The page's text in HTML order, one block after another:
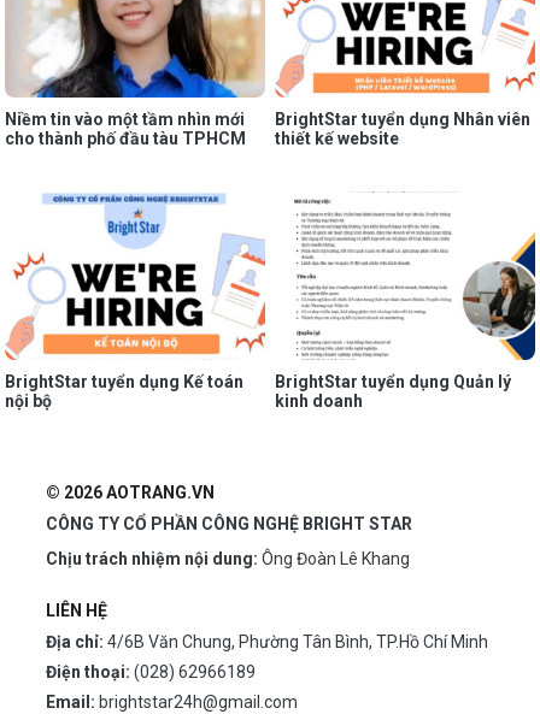
Niềm tin vào một tầm nhìn mới
cho thành phố đầu tàu TPHCM
BrightStar tuyển dụng Nhân viên
thiết kế website
BrightStar tuyển dụng Kế toán
nội bộ
BrightStar tuyển dụng Quản lý
kinh doanh
© 2026 AOTRANG.VN
CÔNG TY CỔ PHẦN CÔNG NGHỆ BRIGHT STAR
Chịu trách nhiệm nội dung: Ông Đoàn Lê Khang
LIÊN HỆ
Địa chỉ: 4/6B Văn Chung, Phường Tân Bình, TP.Hồ Chí Minh
Điện thoại: (028) 62966189
Email: brightstar24h@gmail.com